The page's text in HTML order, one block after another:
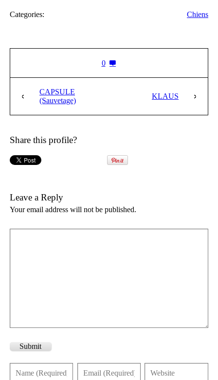
Categories: Chiens
0
CAPSULE
(Sauvetage)
KLAUS
Share this profile?
Leave a Reply
Your email address will not be published.
Submit